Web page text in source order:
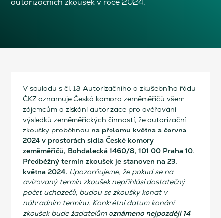
autorizačních zkoušek v roce 2024.
V souladu s čl. 13 Autorizačního a zkušebního řádu
ČKZ oznamuje Česká komora zeměměřičů všem
zájemcům o získání autorizace pro ověřování
výsledků zeměměřických činností, že autorizační
zkoušky proběhnou na přelomu května a června
2024 v prostorách sídla České komory
zeměměřičů, Bohdalecká 1460/8, 101 00 Praha 10.
Předběžný termín zkoušek je stanoven na 23.
května 2024. Upozorňujeme, že pokud se na
avizovaný termín zkoušek nepřihlásí dostatečný
počet uchazečů, budou se zkoušky konat v
náhradním termínu. Konkrétní datum konání
zkoušek bude žadatelům oznámeno nejpozději 14